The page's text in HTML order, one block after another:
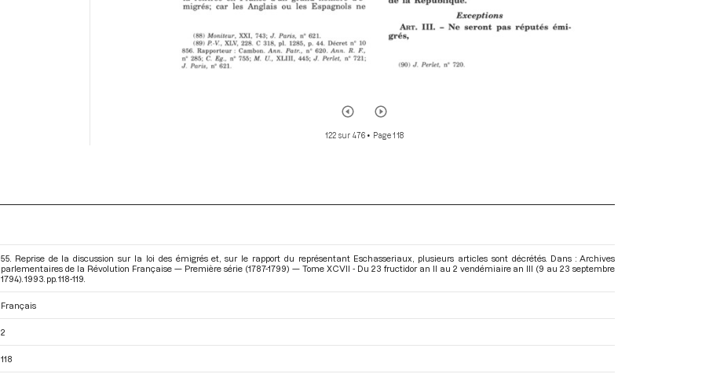
122 sur 476• Page 118
55. Reprise de la discussion sur la loi des émigrés et, sur le rapport du représentant Eschasseriaux, plusieurs articles sont décrétés. Dans : Archives
parlementaires de la Révolution Française — Première série (1787-1799) — Tome XCVII - Du 23 fructidor an II au 2 vendémiaire an III (9 au 23 septembre
1794) . 1993. pp. 118-119.
Français
2
118